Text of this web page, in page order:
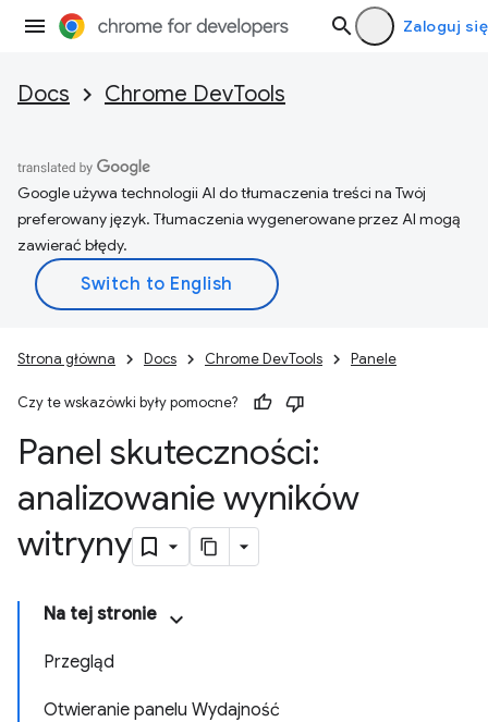
Zaloguj się
Docs Chrome DevTools
Google używa technologii AI do tłumaczenia treści na Twój
preferowany język. Tłumaczenia wygenerowane przez AI mogą
zawierać błędy.
Strona główna Docs Chrome DevTools Panele
Czy te wskazówki były pomocne?
Panel skuteczności:
analizowanie wyników
witryny
Na tej stronie
Przegląd
Otwieranie panelu Wydajność